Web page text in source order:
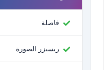
فاصلة
ريسيزر الصورة